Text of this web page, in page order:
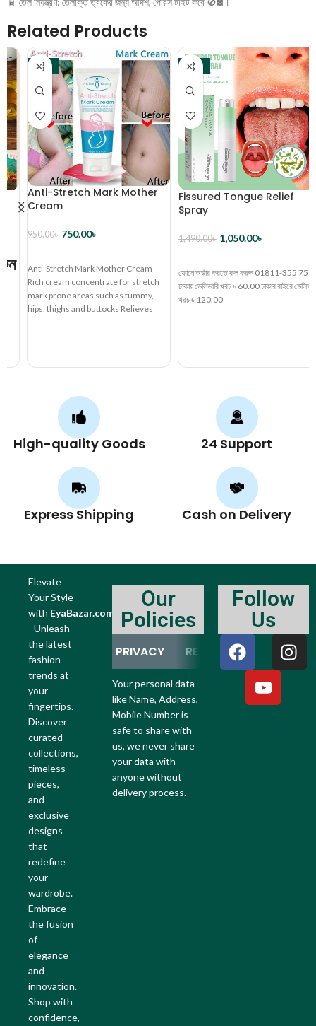
Related Products
-21%
Anti-Stretch Mark Mother
Cream
950.00৳ 750.00৳
Anti-Stretch Mark Mother Cream
Rich cream concentrate for stretch
mark prone areas such as tummy,
hips, thighs and buttocks Relieves
-30%
Fissured Tongue Relief
Spray
1,490.00৳ 1,050.00৳
ফোনে অর্ডার করতে কল করুন 01811-355 757
ঢাকায় ডেলিভারি খরচ ৳ 60.00 ঢাকার বাইরে ডেলিভারি
খরচ ৳ 120.00
High-quality Goods 24 Support
Express Shipping Cash on Delivery
Elevate
Your Style
with EyaBazar.com
- Unleash
the latest
fashion
trends at
your
fingertips.
Discover
curated
collections,
timeless
pieces,
and
exclusive
designs
that
redefine
your
wardrobe.
Embrace
the fusion
of
elegance
and
innovation.
Shop with
confidence,
Our
Policies
PRIVACY RETURN REFUND
Your personal data
like Name, Address,
Mobile Number is
safe to share with
us, we never share
your data with
anyone without
delivery process.
Follow
Us